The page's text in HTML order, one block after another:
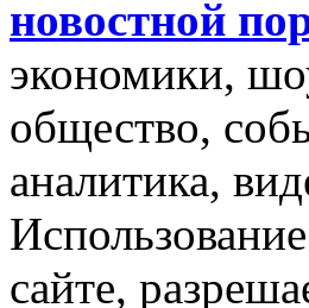
новостной
экономики,
общество,
аналитика,
сайте,